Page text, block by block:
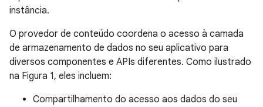
instância.
O provedor de conteúdo coordena o acesso à camada
de armazenamento de dados no seu aplicativo para
diversos componentes e APIs diferentes. Como ilustrado
na Figura 1, eles incluem:
Compartilhamento do acesso aos dados do seu